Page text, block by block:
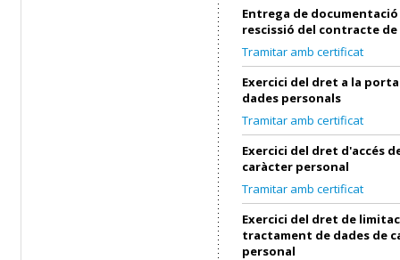
Entrega de documentació
rescissió del contracte
Tramitar amb certificat
Exercici del dret a la
dades personals
Tramitar amb certificat
Exercici del dret d'accés
caràcter personal
Tramitar amb certificat
Exercici del dret de
tractament de dades de
personal